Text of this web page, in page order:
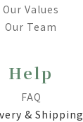
Our Values
Our Team
Help
FAQ
& Shipping